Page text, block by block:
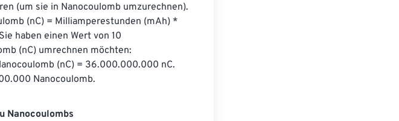
(um sie in Nanocoulomb umzurechnen).
(nC) = Milliamperestunden (mAh) *
haben einen Wert von 10
(nC) umrechnen möchten:
(nC) = 36.000.000.000 nC.
Nanocoulomb.
Nanocoulombs